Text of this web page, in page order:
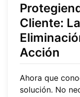
Cliente:
Acción
Ahora que
solución. No